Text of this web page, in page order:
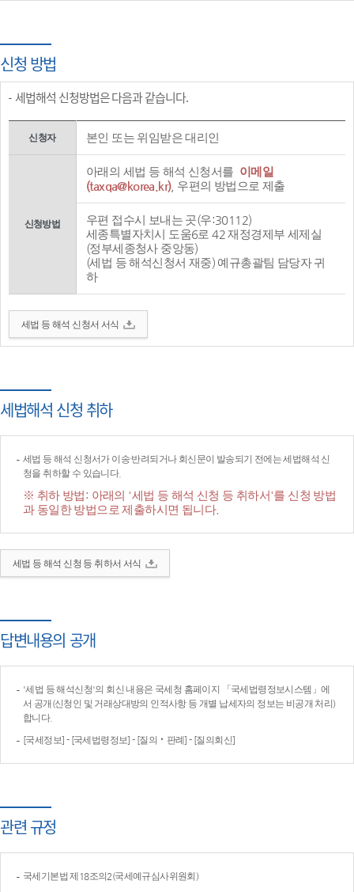
신청 방법
세법해석 신청방법은 다음과 같습니다.
신청자 본인 또는 위임받은 대리인
신청방법
아래의 세법 등 해석 신청서를 이메일
(taxqa@korea.kr), 우편의 방법으로 제출
우편 접수시 보내는 곳(우:30112)
세종특별자치시 도움6로 42 재정경제부 세제실
(정부세종청사 중앙동)
(세법 등 해석신청서 재중) 예규총괄팀 담당자 귀
하
세법 등 해석 신청서 서식
세법해석 신청 취하
세법 등 해석 신청서가 이송·반려되거나 회신문이 발송되기 전에는 세법해석 신
청을 취하할 수 있습니다.
※ 취하 방법: 아래의 '세법 등 해석 신청 등 취하서'를 신청 방법
과 동일한 방법으로 제출하시면 됩니다.
세법 등 해석 신청 등 취하서 서식
답변내용의 공개
'세법 등 해석신청'의 회신 내용은 국세청 홈페이지 「국세법령정보시스템」에
서 공개(신청인 및 거래상대방의 인적사항 등 개별 납세자의 정보는 비공개 처리)
합니다.
[국세정보] - [국세법령정보] - [질의‧판례] - [질의회신]
관련 규정
국세기본법 제18조의2(국세예규심사위원회)